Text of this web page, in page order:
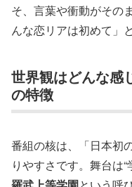
そ、言葉や衝動がその
んな恋リアは初めて」
世界観はどんな感
の特徴
番組の核は、「日本初
りやすさです。舞台は